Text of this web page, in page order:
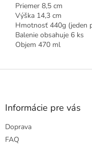
Priemer 8,5 cm
Výška 14,3 cm
Hmotnosť 440g (jeden
Balenie obsahuje 6 ks
Objem 470 ml
Z
Informácie pre vás
Doprava
FAQ